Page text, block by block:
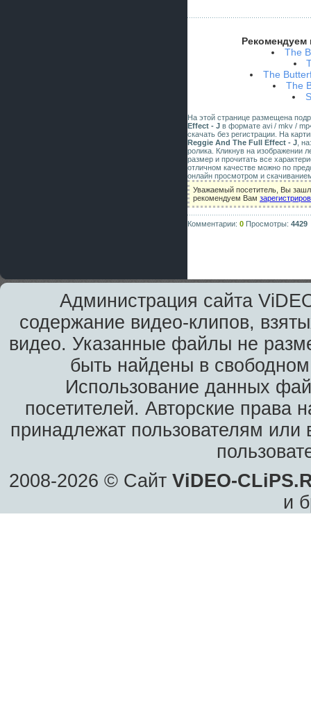
Рекомендуем
The
The
The
На этой странице размещена
Effect - J в формате avi / mkv /
скачать без регистрации. На
Reggie And The Full Effect - J ,
ролика. Кликнув на изображении
размер и прочитать все
отличном качестве можно по
онлайн просмотром и
Уважаемый посетитель, Вы
рекомендуем Вам
Комментарии: 0 Просмотры: 4429
Администрация сайта
содержание видео-клипов,
видео. Указанные файлы не
быть найдены в
Использование данных
посетителей. Авторские права
принадлежат пользователям или
2008-2026 © Сайт ViDEO-
и